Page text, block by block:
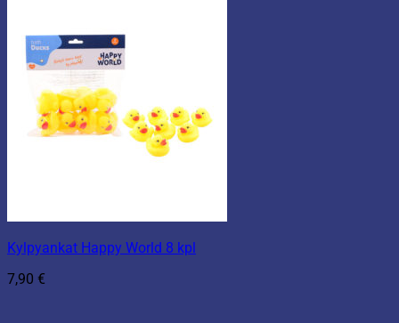
Kylpyankat Happy World 8 kpl
7,90 €